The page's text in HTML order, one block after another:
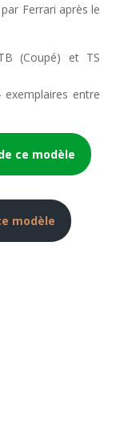
Ferrari après le
(Coupé) et TS
entre
ce modèle
modèle